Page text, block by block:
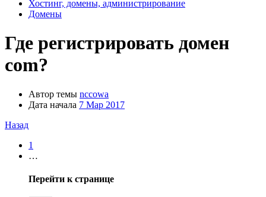
Хостинг, домены, администрирование
Домены
Где регистрировать домен
com?
Автор темы nccowa
Дата начала 7 Мар 2017
Назад
1
…
Перейти к странице